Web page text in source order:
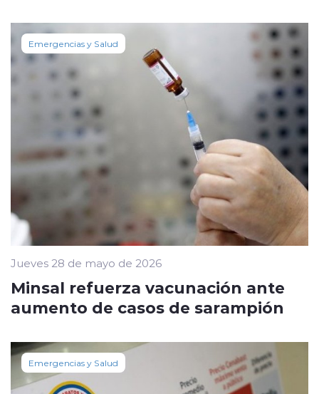
Emergencias y Salud
Jueves 28 de mayo de 2026
Minsal refuerza vacunación ante
aumento de casos de sarampión
Emergencias y Salud